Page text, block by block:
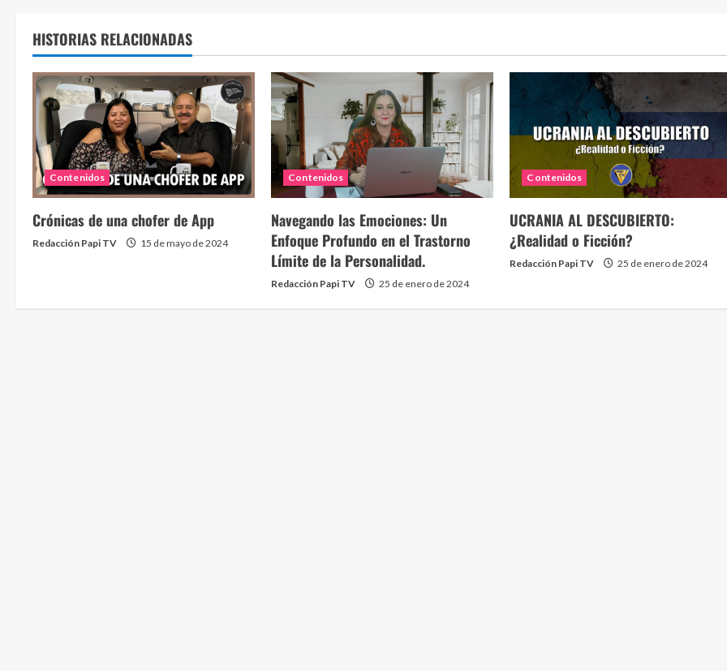
HISTORIAS RELACIONADAS
Contenidos
Crónicas de una chofer de App
Redacción Papi TV 15 de mayo de 2024
Contenidos
Navegando las Emociones: Un
Enfoque Profundo en el Trastorno
Límite de la Personalidad.
Redacción Papi TV 25 de enero de 2024
Contenidos
UCRANIA AL DESCUBIERTO:
¿Realidad o Ficción?
Redacción Papi TV 25 de enero de 2024